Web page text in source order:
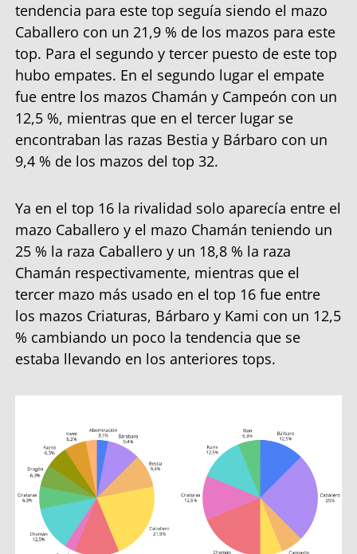
tendencia para este top seguía siendo el mazo
Caballero con un 21,9 % de los mazos para este
top. Para el segundo y tercer puesto de este top
hubo empates. En el segundo lugar el empate
fue entre los mazos Chamán y Campeón con un
12,5 %, mientras que en el tercer lugar se
encontraban las razas Bestia y Bárbaro con un
9,4 % de los mazos del top 32.
Ya en el top 16 la rivalidad solo aparecía entre el
mazo Caballero y el mazo Chamán teniendo un
25 % la raza Caballero y un 18,8 % la raza
Chamán respectivamente, mientras que el
tercer mazo más usado en el top 16 fue entre
los mazos Criaturas, Bárbaro y Kami con un 12,5
% cambiando un poco la tendencia que se
estaba llevando en los anteriores tops.